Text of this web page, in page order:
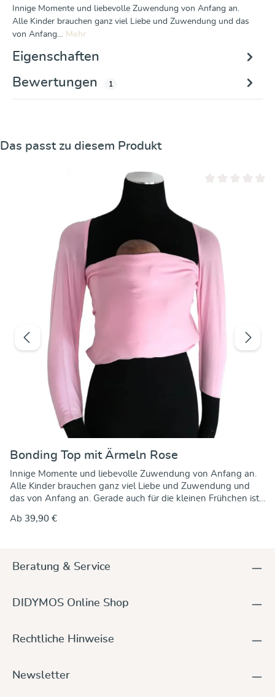
Innige Momente und liebevolle Zuwendung von Anfang an.
Alle Kinder brauchen ganz viel Liebe und Zuwendung und das
von Anfang… Mehr
Eigenschaften
Bewertungen
1
Produktgalerie überspringen
Das passt zu diesem Produkt
Bonding Top mit Ärmeln Rose
Innige Momente und liebevolle Zuwendung von Anfang an.
Alle Kinder brauchen ganz viel Liebe und Zuwendung und
das von Anfang an. Gerade auch für die kleinen Frühchen ist
erleichtern das Känguruen und fördern eine gelungene
und die Atmung werden reguliert, Unruhe gelindert – Mama,
Voraussetzung für Euch als Eltern, Eurem Baby wertvolle
Kraft, Ruhe und Geborgenheit weiterzugeben, in der Klinik
unterstützen das Känguruen schon im Klinikbetrieb, helfen,
elastische Gewebe hält den Säugling sicher am Körper von
Ab 39,90 €
Beratung & Service
DIDYMOS Online Shop
Rechtliche Hinweise
Newsletter